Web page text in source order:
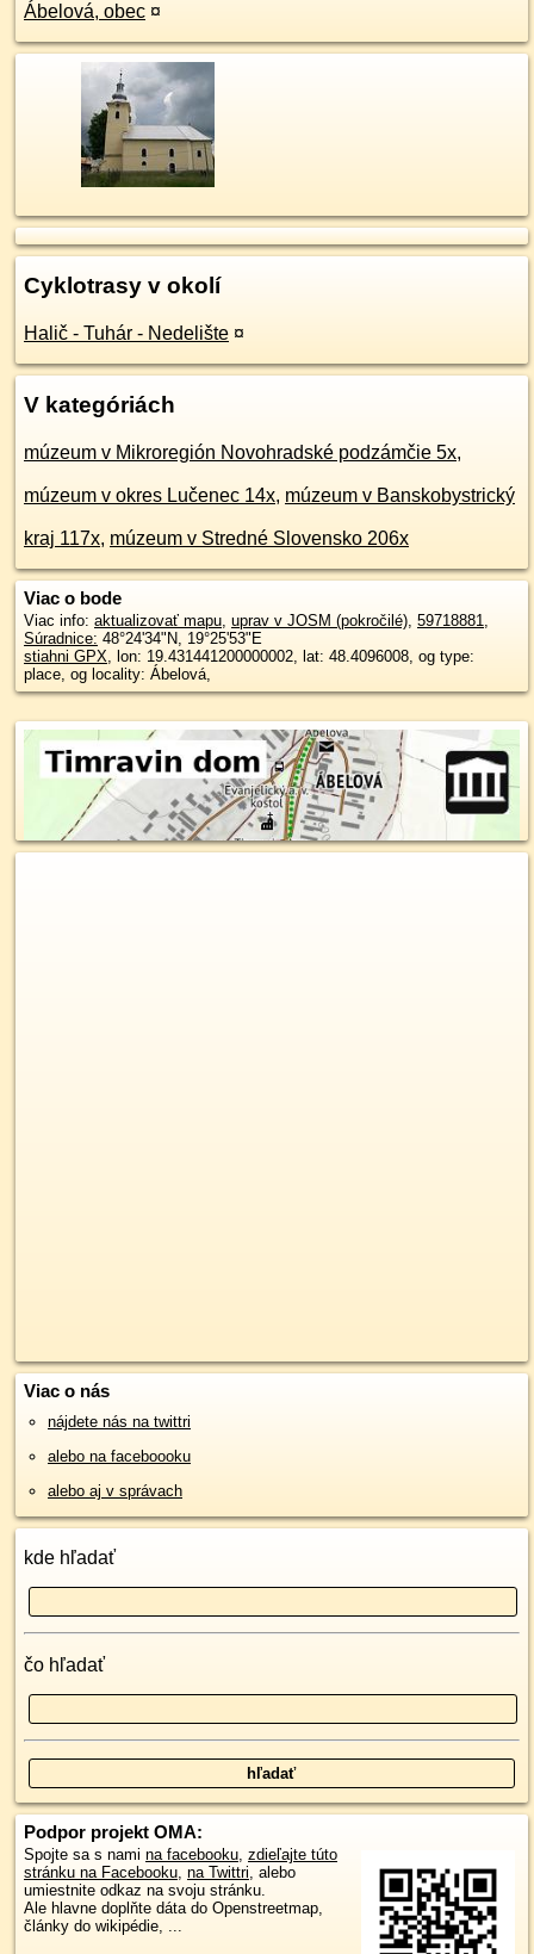
Ábelová, obec ¤
Cyklotrasy v okolí
Halič - Tuhár - Nedelište ¤
V kategóriách
múzeum v Mikroregión Novohradské podzámčie 5x,
múzeum v okres Lučenec 14x, múzeum v Banskobystrický
kraj 117x, múzeum v Stredné Slovensko 206x
Viac o bode
Viac info: aktualizovať mapu, uprav v JOSM (pokročilé), 59718881,
Súradnice: 48°24'34"N, 19°25'53"E
stiahni GPX, lon: 19.431441200000002, lat: 48.4096008, og type:
place, og locality: Ábelová,
Viac o nás
nájdete nás na twittri
alebo na faceboooku
alebo aj v správach
kde hľadať
čo hľadať
Podpor projekt OMA:
Spojte sa s nami na facebooku, zdieľajte túto
stránku na Facebooku, na Twittri, alebo
umiestnite odkaz na svoju stránku.
Ale hlavne doplňte dáta do Openstreetmap,
články do wikipédie, ...